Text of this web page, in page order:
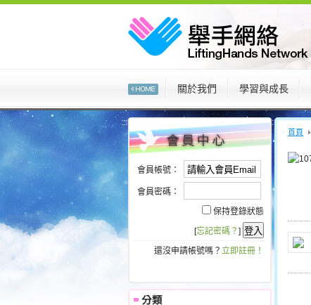
關於我們 學習與成長
:::
會員帳號：
會員密碼：
保持登錄狀態
[忘記密碼？ ]
還沒申請帳號嗎？ 立即註冊！
:::
首頁